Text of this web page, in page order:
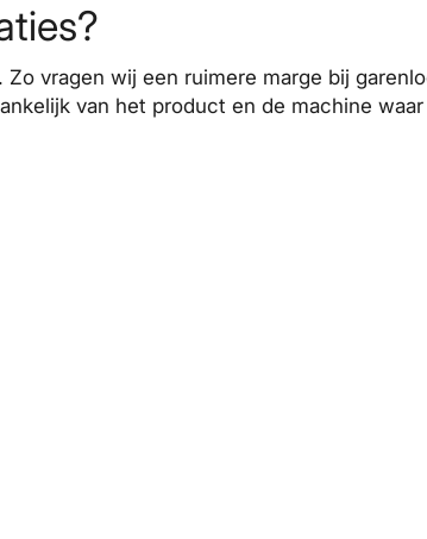
vragen wij een ruimere marge bij
van het product en de machine